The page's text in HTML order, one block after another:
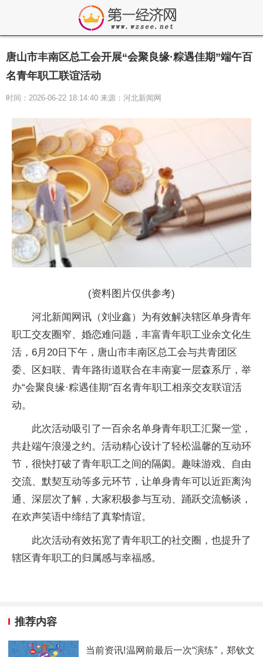
唐山市丰南区总工会开展“会聚良缘·粽遇佳期”端午百
名青年职工联谊活动
时间：2026-06-22 18:14:40 来源：河北新闻网
(资料图片仅供参考)
河北新闻网讯（刘业鑫）为有效解决辖区单身青年
职工交友圈窄、婚恋难问题，丰富青年职工业余文化生
活，6月20日下午，唐山市丰南区总工会与共青团区
委、区妇联、青年路街道联合在丰南宴一层森系厅，举
办“会聚良缘·粽遇佳期”百名青年职工相亲交友联谊活
动。
此次活动吸引了一百余名单身青年职工汇聚一堂，
共赴端午浪漫之约。活动精心设计了轻松温馨的互动环
节，很快打破了青年职工之间的隔阂。趣味游戏、自由
交流、默契互动等多元环节，让单身青年可以近距离沟
通、深层次了解，大家积极参与互动、踊跃交流畅谈，
在欢声笑语中缔结了真挚情谊。
此次活动有效拓宽了青年职工的社交圈，也提升了
辖区青年职工的归属感与幸福感。
推荐内容
当前资讯!温网前最后一次“演练”，郑钦文